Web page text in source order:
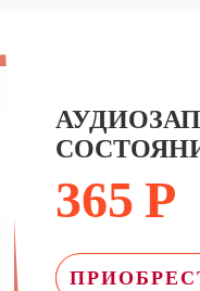
365 Р